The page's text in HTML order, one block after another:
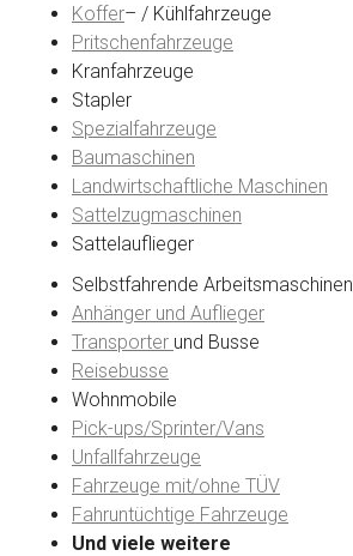
Baujahr
Getriebe
Bekannte Schäden
Kilometerstand
Preisvorstellung
Name*
Koffer– / Kühlfahrzeuge
Pritschenfahrzeuge
Kranfahrzeuge
Stapler
Spezialfahrzeuge
Baumaschinen
Landwirtschaftliche Maschinen
Sattelzugmaschinen
Sattelauflieger
Selbstfahrende Arbeitsmaschinen
Anhänger und Auflieger
Transporter und Busse
Reisebusse
Wohnmobile
Pick-ups/Sprinter/Vans
Unfallfahrzeuge
Fahrzeuge mit/ohne TÜV
Fahruntüchtige Fahrzeuge
Und viele weitere